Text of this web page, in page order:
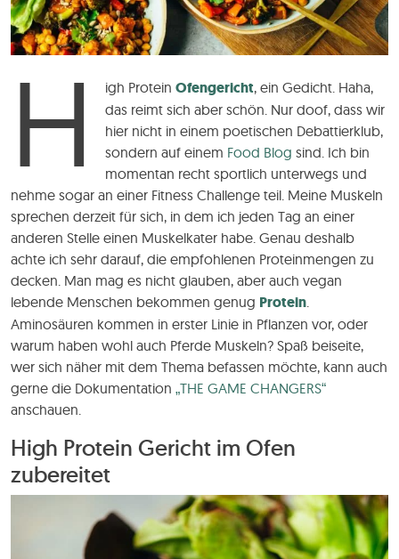
H igh ProteinOfengericht, ein Gedicht. Haha,
das reimt sich aber schön. Nur doof, dass wir
hier nicht in einem poetischen Debattierklub,
sondern auf einem Food Blog sind. Ich bin
momentan recht sportlich unterwegs und
nehme sogar an einer Fitness Challenge teil. Meine Muskeln
sprechen derzeit für sich, in dem ich jeden Tag an einer
anderen Stelle einen Muskelkater habe. Genau deshalb
achte ich sehr darauf, die empfohlenen Proteinmengen zu
decken. Man mag es nicht glauben, aber auch vegan
lebende Menschen bekommen genug Protein
Aminosäuren kommen in erster Linie in Pflanzen vor, oder
warum haben wohl auch Pferde Muskeln? Spaß beiseite,
wer sich näher mit dem Thema befassen möchte, kann auch
gerne die Dokumentation „THE GAME CHANGERS“
anschauen.
High Protein Gericht im Ofen
zubereitet